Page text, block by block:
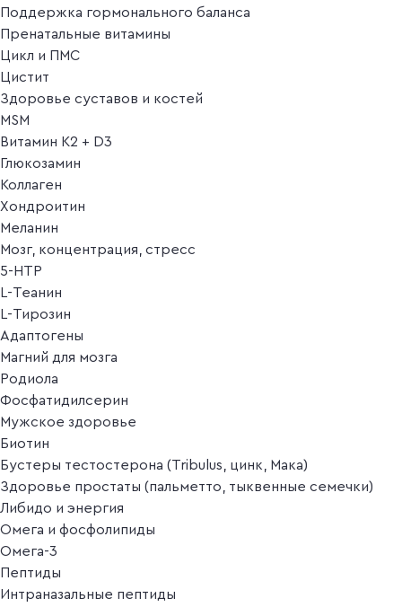
Поддержка гормонального баланса
Пренатальные витамины
Цикл и ПМС
Цистит
Здоровье суставов и костей
MSM
Витамин K2 + D3
Глюкозамин
Коллаген
Хондроитин
Меланин
Мозг, концентрация, стресс
5-HTP
L-Теанин
L-Тирозин
Адаптогены
Магний для мозга
Родиола
Фосфатидилсерин
Мужское здоровье
Биотин
Бустеры тестостерона (Tribulus, цинк, Мака)
Здоровье простаты (пальметто, тыквенные семечки)
Либидо и энергия
Омега и фосфолипиды
Омега-3
Пептиды
Интраназальные пептиды